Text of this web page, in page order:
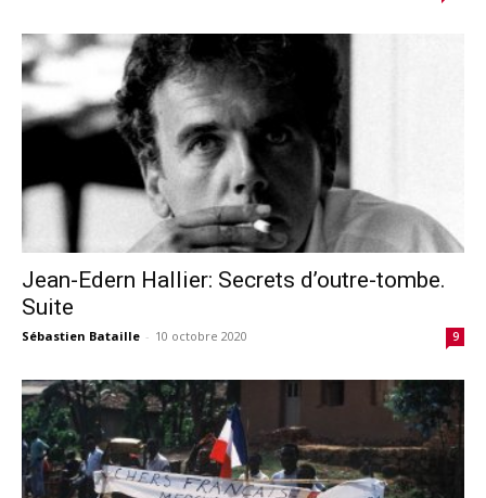
Jean-Edern Hallier: Secrets d’outre-tombe.
Suite
Sébastien Bataille - 10 octobre 2020 9